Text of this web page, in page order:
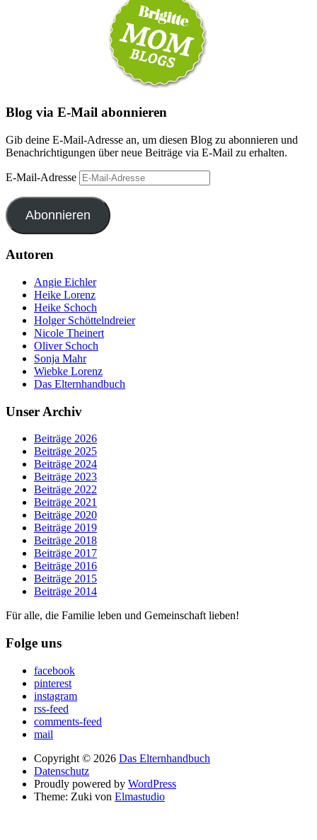
Blog via E-Mail abonnieren
Gib deine E-Mail-Adresse an, um diesen Blog zu abonnieren und
Benachrichtigungen über neue Beiträge via E-Mail zu erhalten.
E-Mail-Adresse
Abonnieren
Autoren
Angie Eichler
Heike Lorenz
Heike Schoch
Holger Schöttelndreier
Nicole Theinert
Oliver Schoch
Sonja Mahr
Wiebke Lorenz
Das Elternhandbuch
Unser Archiv
Beiträge 2026
Beiträge 2025
Beiträge 2024
Beiträge 2023
Beiträge 2022
Beiträge 2021
Beiträge 2020
Beiträge 2019
Beiträge 2018
Beiträge 2017
Beiträge 2016
Beiträge 2015
Beiträge 2014
Für alle, die Familie leben und Gemeinschaft lieben!
Folge uns
facebook
pinterest
instagram
rss-feed
comments-feed
mail
Copyright © 2026 Das Elternhandbuch
Datenschutz
Proudly powered by WordPress
Theme: Zuki von Elmastudio